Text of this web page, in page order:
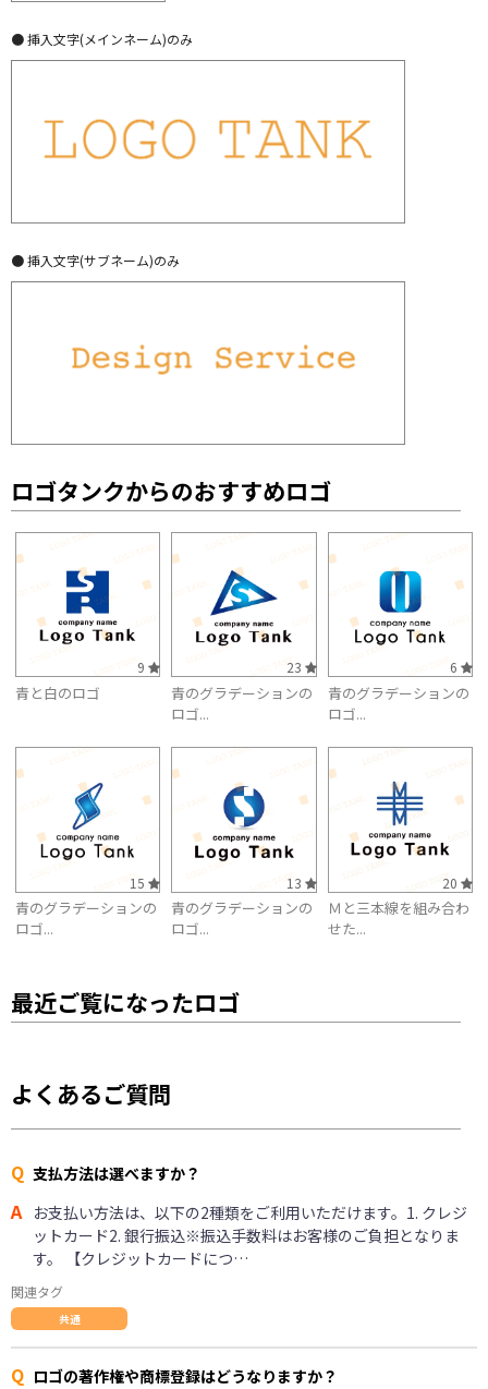
● 挿入文字(メインネーム)のみ
● 挿入文字(サブネーム)のみ
ロゴタンクからのおすすめロゴ
9
青と白のロゴ
23
青のグラデーションの
ロゴ...
6
青のグラデーションの
ロゴ...
15
青のグラデーションの
ロゴ...
13
青のグラデーションの
ロゴ...
20
Ｍと三本線を組み合わ
せた...
最近ご覧になったロゴ
よくあるご質問
Q 支払方法は選べますか？
A お支払い方法は、以下の2種類をご利用いただけます。1. クレジ
ットカード2. 銀行振込※振込手数料はお客様のご負担となりま
す。 【クレジットカードにつ…
関連タグ
共通
Q ロゴの著作権や商標登録はどうなりますか？